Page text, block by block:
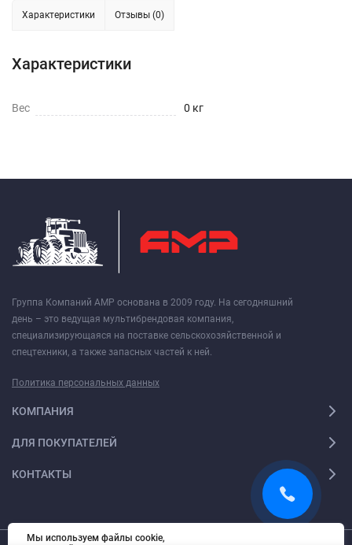
Характеристики Отзывы (0)
Характеристики
Вес 0 кг
Группа Компаний АМР основана в 2009 году. На сегодняшний
день – это ведущая мультибрендовая компания,
специализирующаяся на поставке сельскохозяйственной и
спецтехники, а также запасных частей к ней.
Политика персональных данных
КОМПАНИЯ
ДЛЯ ПОКУПАТЕЛЕЙ
КОНТАКТЫ
Мы используем файлы cookie,